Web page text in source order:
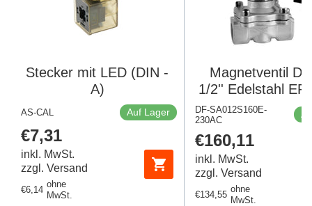
Stecker mit LED (DIN -
A)
AS-CAL Auf Lager
Regulärer
Preis
€7,31
inkl. MwSt.
zzgl. Versand
Regulärer
€6,14
ohne
MwSt.
Magnetventil
1/2'' Edelstahl
10bar 230V
DF-SA012S160E-
230AC
Regulärer
Preis
€160,11
inkl. MwSt.
zzgl. Versand
Regulärer
€134,55
ohne
MwSt.